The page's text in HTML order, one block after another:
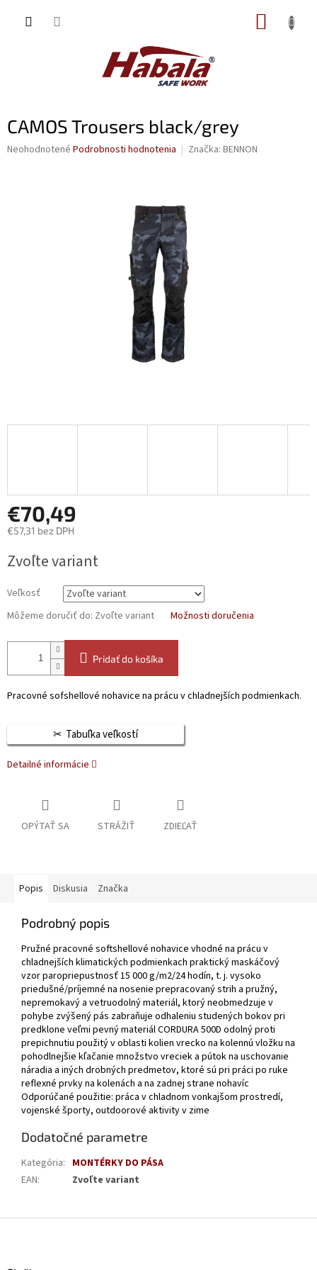
CAMOS Trousers black/grey
Priemerné
Neohodnotené Podrobnosti hodnotenia Značka: BENNON
€70,49
€57,31 bez DPH
cena:
Zvoľte variant
Veľkosť
Môžeme doručiť do: Zvoľte variant Možnosti doručenia
Pridať do košíka
Pracovné sofshellové nohavice na prácu v chladnejších podmienkach.
Tabuľka veľkostí
Detailné informácie
OPÝTAŤ SA STRÁŽIŤ ZDIEĽAŤ
Popis Diskusia Značka
Podrobný popis
Pružné pracovné softshellové nohavice vhodné na prácu v
chladnejších klimatických podmienkach praktický maskáčový
vzor paropriepustnosť 15 000 g/m2/24 hodín, t. j. vysoko
priedušné/príjemné na nosenie prepracovaný strih a pružný,
nepremokavý a vetruodolný materiál, ktorý neobmedzuje v
pohybe zvýšený pás zabraňuje odhaleniu studených bokov pri
predklone veľmi pevný materiál CORDURA 500D odolný proti
prepichnutiu použitý v oblasti kolien vrecko na kolennú vložku na
pohodlnejšie kľačanie množstvo vreciek a pútok na uschovanie
náradia a iných drobných predmetov, ktoré sú pri práci po ruke
reflexné prvky na kolenách a na zadnej strane nohavíc
Odporúčané použitie: práca v chladnom vonkajšom prostredí,
vojenské športy, outdoorové aktivity v zime
Dodatočné parametre
Kategória: MONTÉRKY DO PÁSA
EAN: Zvoľte variant